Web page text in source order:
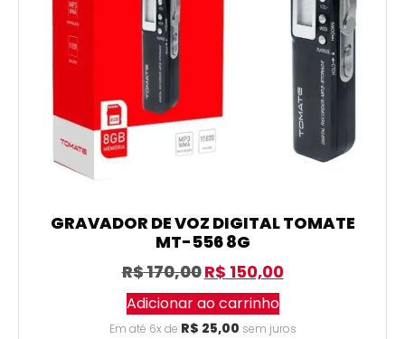
GRAVADOR DE VOZ DIGITAL TOMATE
MT-556 8G
R$170,00R$ 150,00
Adicionar ao carrinho
Em até 6x de R$ 25,00 sem juros